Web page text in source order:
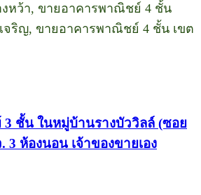
งหว้า, ขายอาคารพาณิชย์ 4 ชั้น
จริญ, ขายอาคารพาณิชย์ 4 ชั้น เขต
ชั้น ในหมู่บ้านรางบัววิลล์ (ซอย
3 ห้องนอน เจ้าของขายเอง